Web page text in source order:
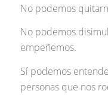
No podemos
No podemos
empeñemos.
Sí podemos
personas que nos